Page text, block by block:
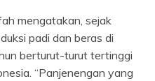
mengatakan, sejak
padi dan beras di
berturut-turut tertinggi
“Panjenengan yang